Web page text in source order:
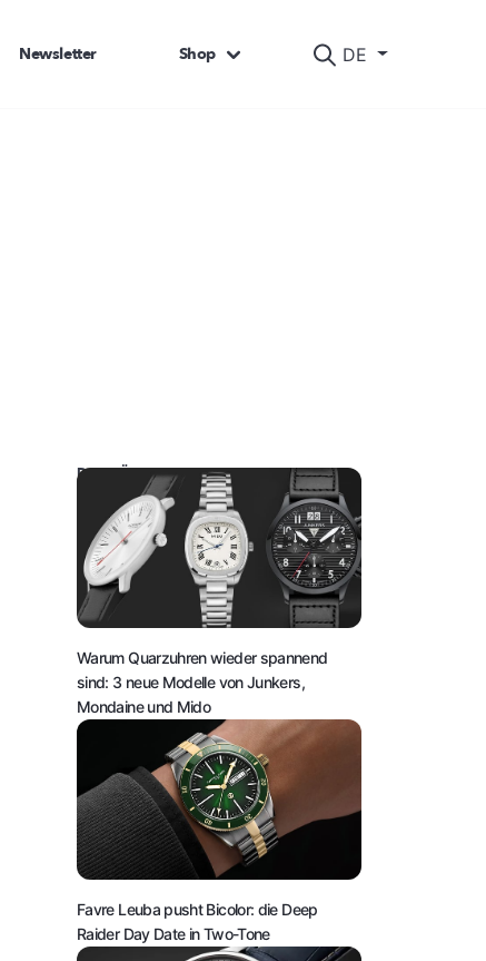
DE
Newsletter Shop
DAS KÖNNTE SIE AUCH INTERESSIEREN:
Warum Quarzuhren wieder spannend
sind: 3 neue Modelle von Junkers,
Mondaine und Mido
Favre Leuba pusht Bicolor: die Deep
Raider Day Date in Two-Tone